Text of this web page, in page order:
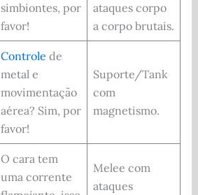
simbiontes, por
favor!
ataques corpo
a corpo brutais.
Controle de
metal e
movimentação
aérea? Sim, por
favor!
Suporte/Tank
com
magnetismo.
O cara tem
uma corrente
Melee com
ataques